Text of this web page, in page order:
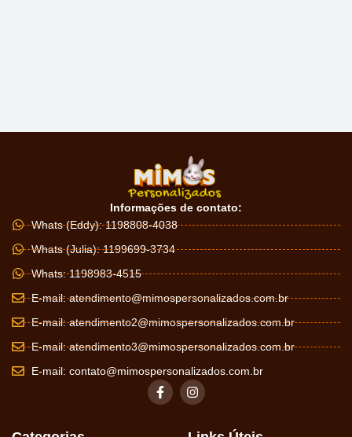
Informações de contato:
Whats (Eddy): 1198808-4038
Whats (Julia): 1199699-3734
Whats: 1198983-4515
E-mail:atendimento@mimospersonalizados.com.br
E-mail:atendimento2@mimospersonalizados.com.br
E-mail:atendimento3@mimospersonalizados.com.br
E-mail: contato@mimospersonalizados.com.br